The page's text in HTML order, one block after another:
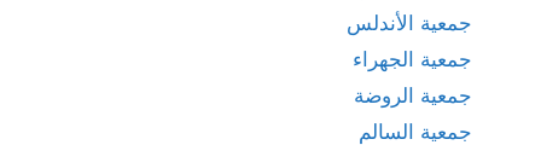
جمعية الأندلس
جمعية الجهراء
جمعية الروضة
جمعية السالم